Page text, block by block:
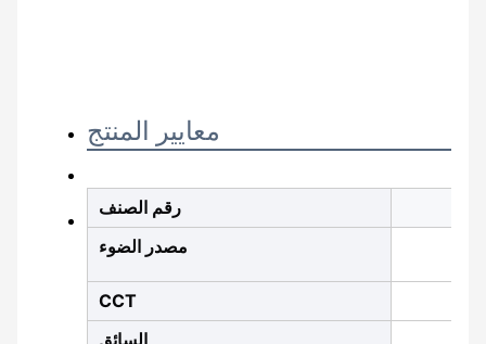
معايير المنتج
رقم الصنف
مصدر الضوء
CCT
السائق